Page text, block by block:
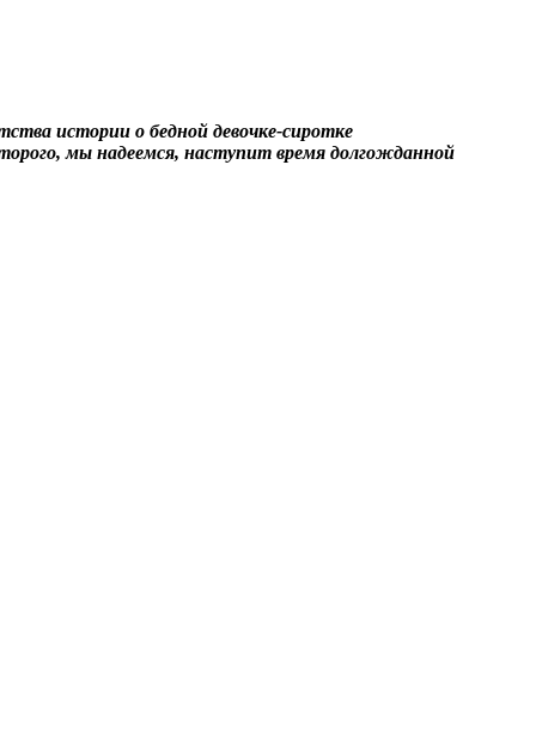
истории о бедной девочке-сиротке
мы надеемся, наступит время долгожданной